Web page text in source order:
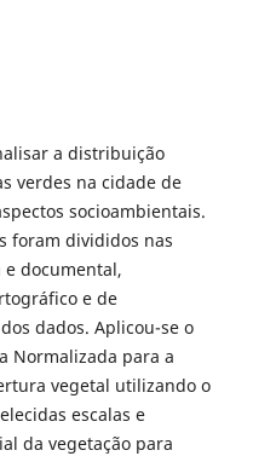
a distribuição
verdes na cidade de
socioambientais.
foram divididos nas
documental,
e de
dados. Aplicou-se o
Normalizada para a
vegetal utilizando o
escalas e
da vegetação para